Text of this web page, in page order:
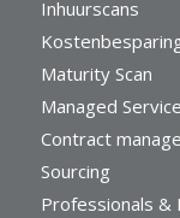
Inhuurscans
Maturity Scan
Managed
Contract
Sourcing
Professionals &